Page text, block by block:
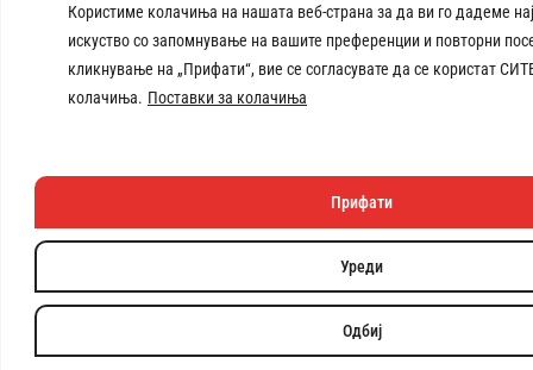
Користиме колачиња на нашата веб-страна за да ви го дадеме
искуство со запомнување на вашите преференции и повторни
кликнување на „Прифати“, вие се согласувате да се користат
колачиња. Поставки за колачиња
Уреди
Одбиј
Прифати